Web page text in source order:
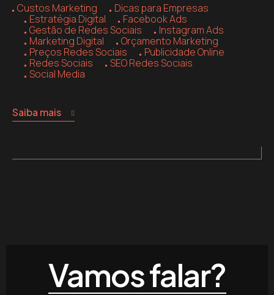
Custos Marketing
Dicas para Empresas
Estratégia Digital
Facebook Ads
Gestão de Redes Sociais
Instagram Ads
Marketing Digital
Orçamento Marketing
Preços Redes Sociais
Publicidade Online
Redes Sociais
SEO Redes Sociais
Social Media
Saiba mais
Vamos falar?